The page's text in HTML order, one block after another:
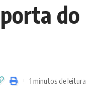
do
1 minutos de leitura